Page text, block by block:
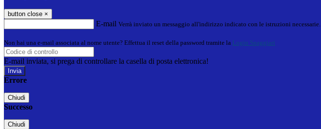
button close ×
E-mail Verrà inviato un messaggio all'indirizzo indicato con le istruzioni necessarie.
Non hai una e-mail associata al nome utente? Effettua il reset della password tramite la Login Spaggiari
E-mail inviata, si prega di controllare la casella di posta elettronica!
Errore
Chiudi
Successo
Chiudi